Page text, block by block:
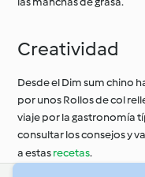
Creatividad
Desde el Dim sum chino
por unos Rollos de col
viaje por la gastronomía
consultar los consejos y
a estasrecetas.